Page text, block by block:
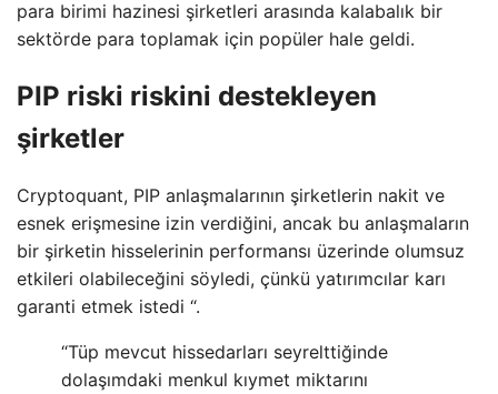
para birimi hazinesi şirketleri arasında kalabalık bir
sektörde para toplamak için popüler hale geldi.
PIP riski riskini destekleyen
şirketler
Cryptoquant, PIP anlaşmalarının şirketlerin nakit ve
esnek erişmesine izin verdiğini, ancak bu anlaşmaların
bir şirketin hisselerinin performansı üzerinde olumsuz
etkileri olabileceğini söyledi, çünkü yatırımcılar karı
garanti etmek istedi “.
“Tüp mevcut hissedarları seyrelttiğinde
dolaşımdaki menkul kıymet miktarını